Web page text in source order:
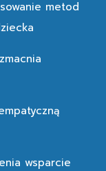
metod
wsparcie